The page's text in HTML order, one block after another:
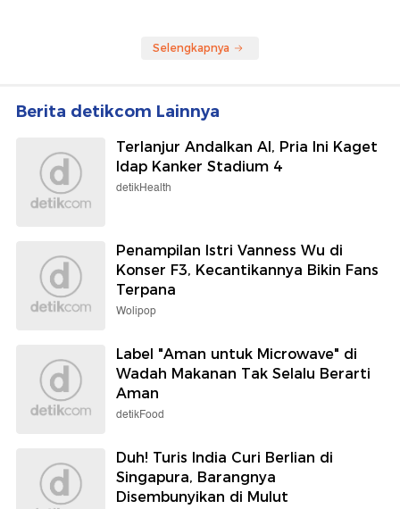
Selengkapnya
Berita detikcom Lainnya
Terlanjur Andalkan AI, Pria Ini Kaget
Idap Kanker Stadium 4
detikHealth
Penampilan Istri Vanness Wu di
Konser F3, Kecantikannya Bikin Fans
Terpana
Wolipop
Label "Aman untuk Microwave" di
Wadah Makanan Tak Selalu Berarti
Aman
detikFood
Duh! Turis India Curi Berlian di
Singapura, Barangnya
Disembunyikan di Mulut